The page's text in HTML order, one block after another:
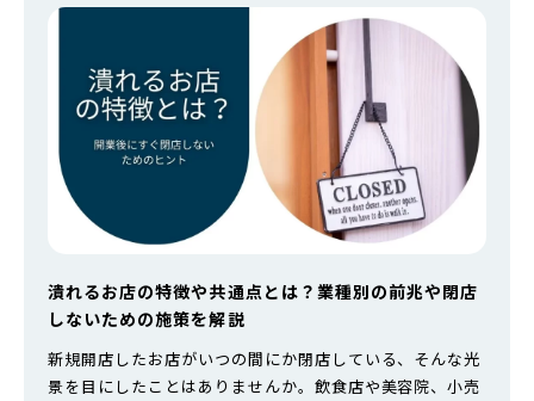
潰れるお店の特徴や共通点とは？業種別の前兆や閉店
しないための施策を解説
新規開店したお店がいつの間にか閉店している、そんな光
景を目にしたことはありませんか。飲食店や美容院、小売